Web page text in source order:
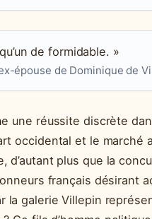
de formidable. »
épouse de Dominique de
une réussite discrète
occidental et le marché
d’autant plus que la
français désirant
la galerie Villepin